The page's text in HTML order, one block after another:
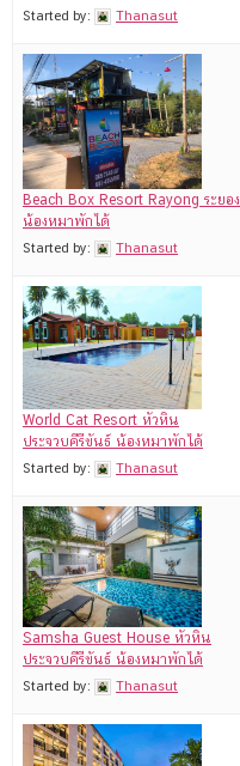
Started by: Thanasut
Beach Box Resort Rayong ระยอง
น้องหมาพักได้
Started by: Thanasut
World Cat Resort หัวหิน
ประจวบคีรีขันธ์ น้องหมาพักได้
Started by: Thanasut
Samsha Guest House หัวหิน
ประจวบคีรีขันธ์ น้องหมาพักได้
Started by: Thanasut